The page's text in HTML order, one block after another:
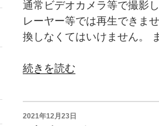
ル
フ
コ
ー
盤
面
通常ビデオカメラ等で撮影
レーヤー等では再生できま
換しなくてはいけません。
“DVD
デ
オ
続きを読む
投
2021年12月23日